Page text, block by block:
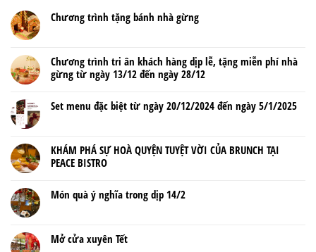
Chương trình tặng bánh nhà gừng
Chương trình tri ân khách hàng dịp lễ, tặng miễn phí nhà
gừng từ ngày 13/12 đến ngày 28/12
Set menu đặc biệt từ ngày 20/12/2024 đến ngày 5/1/2025
KHÁM PHÁ SỰ HOÀ QUYỆN TUYỆT VỜI CỦA BRUNCH TẠI
PEACE BISTRO
Món quà ý nghĩa trong dịp 14/2
Mở cửa xuyên Tết